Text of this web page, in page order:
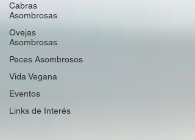
Cabras
Asombrosas
Ovejas
Asombrosas
Peces Asombrosos
Vida Vegana
Eventos
Links de Interés